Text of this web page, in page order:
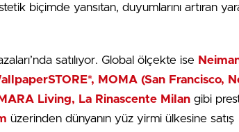
biçimde yansıtan, duyumlarını artıran
satılıyor. Global ölçekte ise
MOMA (San Francisco,
Living, La Rinascente Milan gibi
üzerinden dünyanın yüz yirmi ülkesine satış